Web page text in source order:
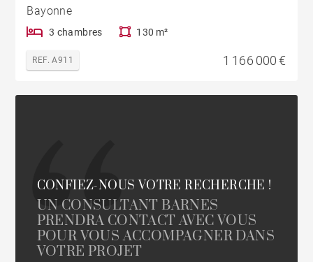
Bayonne
3 chambres 130 m²
REF. A911 1 166 000 €
CONFIEZ-NOUS VOTRE RECHERCHE !
UN CONSULTANT BARNES
PRENDRA CONTACT AVEC VOUS
POUR VOUS ACCOMPAGNER DANS
VOTRE PROJET